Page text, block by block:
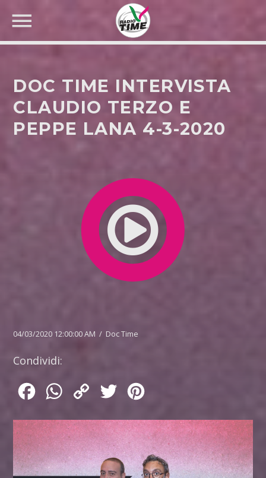
CERCA NEL SITO WEB:
DOC TIME INTERVISTA
CLAUDIO TERZO E
PEPPE LANA 4-3-2020
04/03/2020 12:00:00 AM / Doc Time
Condividi:
FacebookWhatsApp
Copy
Twitter